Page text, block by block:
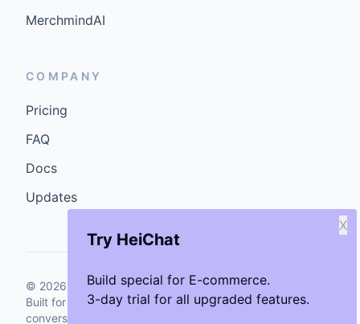
Try HeiChat
Build special for E-commerce.
3-day trial for all upgraded features.
X
MerchmindAI
COMPANY
Pricing
FAQ
Docs
Updates
© 2026 GenCybers Inc. All rights reserved.
Built for storefronts that want faster answers and cleaner
conversions.